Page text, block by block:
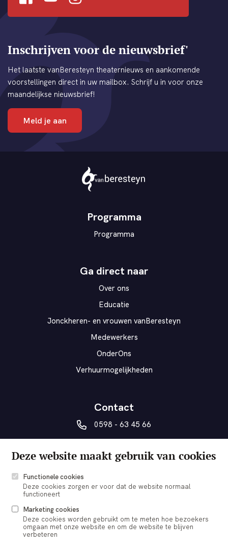
Deze website maakt gebruik van cookies
Functionele cookies
Deze cookies zorgen er voor dat de website normaal
functioneert
Marketing cookies
Deze cookies worden gebruikt om te meten hoe bezoekers
omgaan met onze website en om de website te blijven
verbeteren
Inschrijven voor de nieuwsbrief'
Het laatste vanBeresteyn theaternieuws en aankomende
voorstellingen direct in uw mailbox. Schrijf u in voor onze
maandelijkse nieuwsbrief!
Meld je aan
Theater
Programma
Programma
Ga direct naar
Over ons
Educatie
Jonckheren- en vrouwen vanBeresteyn
Medewerkers
OnderOns
Verhuurmogelijkheden
Contact
0598 - 63 45 66
Museumplein 5a
9641 AD Veendam